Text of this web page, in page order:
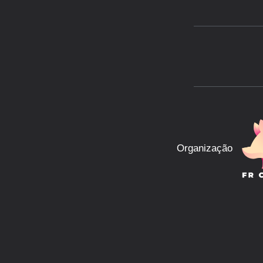
Organização